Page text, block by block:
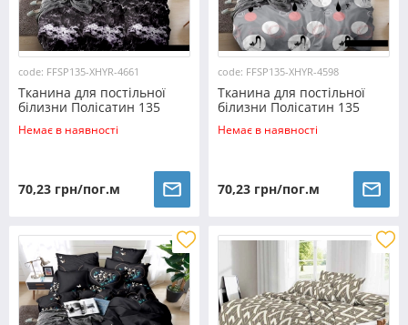
code: FFSP135-XHYR-4661
Тканина для постільної
білизни Полісатин 135
SP135-XHYR-4661 (60м)
Немає в наявності
70,23 грн/пог.м
code: FFSP135-XHYR-4598
Тканина для постільної
білизни Полісатин 135
SP135-XHYR-4598 (60м)
Немає в наявності
70,23 грн/пог.м